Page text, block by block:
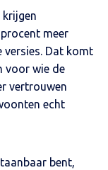
krijgen
meer
versies. Dat komt
voor wie de
vertrouwen
echt
bent,